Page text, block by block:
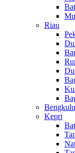
Riau
Bengkulu
Kepri